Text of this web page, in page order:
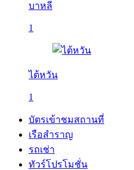
บาหลี
1
ไต้หวัน
1
บัตรเข้าชมสถานที่
เรือสำราญ
รถเช่า
ทัวร์โปรโมชั่น